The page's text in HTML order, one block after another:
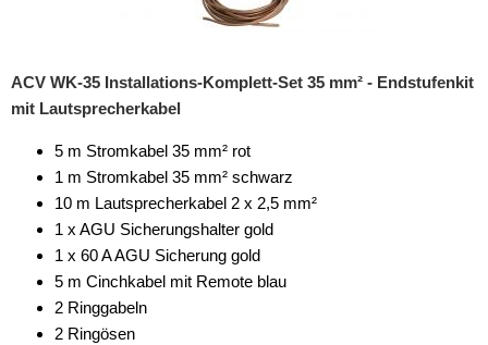
Multimediainterface
Parkscheiben
Radioadapter
Radioblenden
Radioeinbausets
Radiorahmen
ACV WK-35 Installations-Komplett-Set 35 mm² - Endstufenkit
mit Lautsprecherkabel
5 m Stromkabel 35 mm² rot
1 m Stromkabel 35 mm² schwarz
10 m Lautsprecherkabel 2 x 2,5 mm²
1 x AGU Sicherungshalter gold
1 x 60 A AGU Sicherung gold
5 m Cinchkabel mit Remote blau
2 Ringgabeln
2 Ringösen